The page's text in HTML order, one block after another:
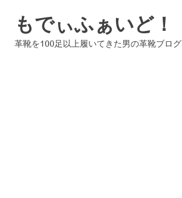
もでぃふぁいど！
革靴を100足以上履いてきた男の革靴ブログ